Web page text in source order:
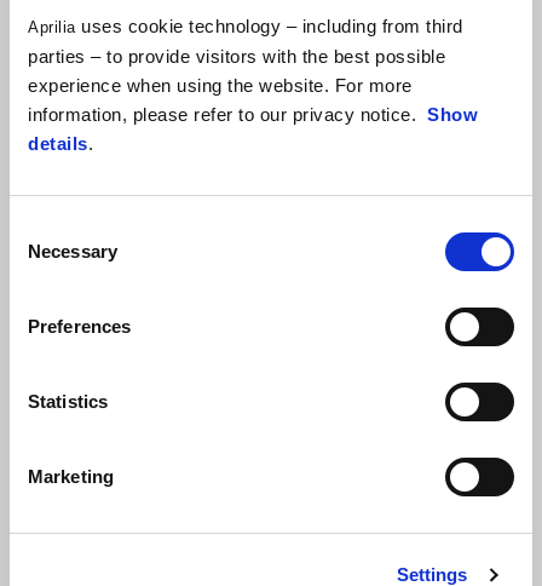
Aprilia uses cookie technology – including from third
parties – to provide visitors with the best possible
experience when using the website. For more
information, please refer to our privacy notice. Show
details.
Selection
Necessary
Preferences
Statistics
Marketing
Settings
더 알아보기
Torque Red
Rush Grey